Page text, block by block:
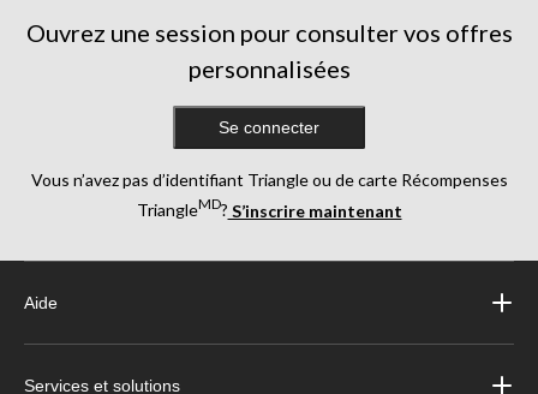
Ouvrez une session pour consulter vos offres
personnalisées
Se connecter
Vous n’avez pas d’identifiant Triangle ou de carte Récompenses
TriangleMD? S’inscrire maintenant
Aide
Services et solutions